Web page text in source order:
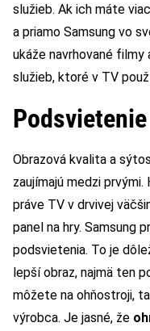
služieb. Ak ich máte
a priamo Samsung vo
ukáže navrhované filmy
služieb, ktoré v TV
Podsvietenie
Obrazová kvalita a
zaujímajú medzi
práve TV v drvivej
panel na hry. Samsung
podsvietenia. To je
lepší obraz, najmä ten
môžete na ohňostroji,
výrobca. Je jasné, že